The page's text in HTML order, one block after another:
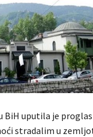
BiH uputila je
stradalim u